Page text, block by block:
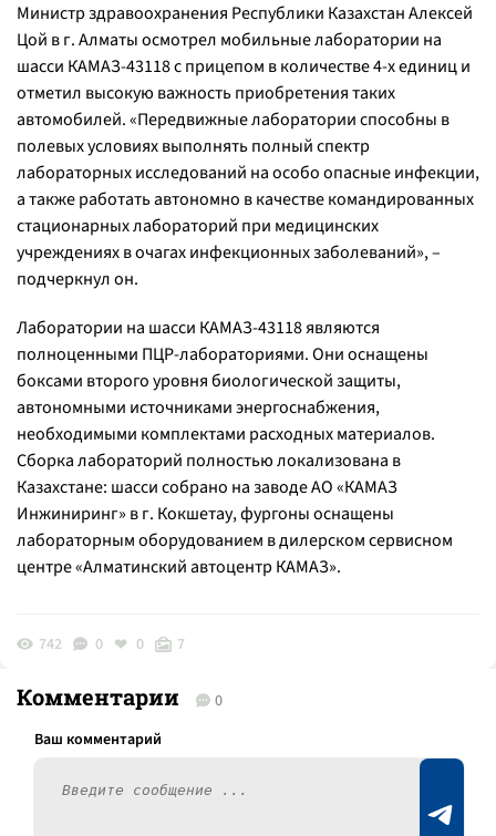
Министр здравоохранения Республики Казахстан Алексей
Цой в г. Алматы осмотрел мобильные лаборатории на
шасси КАМАЗ-43118 с прицепом в количестве 4-х единиц и
отметил высокую важность приобретения таких
автомобилей. «Передвижные лаборатории способны в
полевых условиях выполнять полный спектр
лабораторных исследований на особо опасные инфекции,
а также работать автономно в качестве командированных
стационарных лабораторий при медицинских
учреждениях в очагах инфекционных заболеваний», –
подчеркнул он.
Лаборатории на шасси КАМАЗ-43118 являются
полноценными ПЦР-лабораториями. Они оснащены
боксами второго уровня биологической защиты,
автономными источниками энергоснабжения,
необходимыми комплектами расходных материалов.
Сборка лабораторий полностью локализована в
Казахстане: шасси собрано на заводе АО «КАМАЗ
Инжиниринг» в г. Кокшетау, фургоны оснащены
лабораторным оборудованием в дилерском сервисном
центре «Алматинский автоцентр КАМАЗ».
742 0 0 7
Комментарии 0